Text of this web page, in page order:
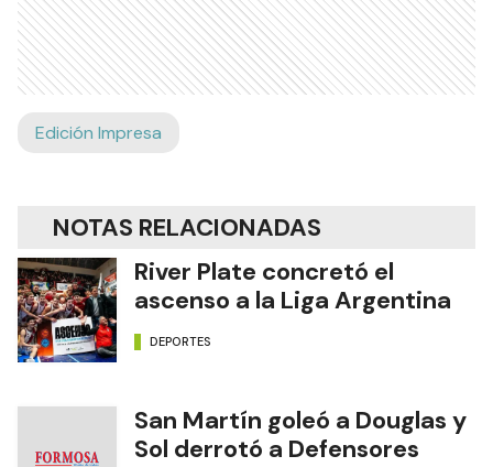
Edición Impresa
NOTAS RELACIONADAS
River Plate concretó el
ascenso a la Liga Argentina
DEPORTES
San Martín goleó a Douglas y
Sol derrotó a Defensores